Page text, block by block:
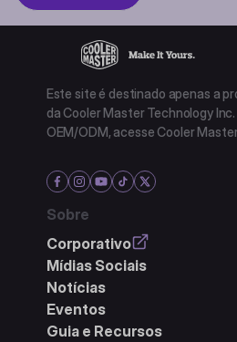
Este site é destinado apenas a
da Cooler Master Technology
OEM/ODM, acesse Cooler
Sobre
Corporativo
Mídias Sociais
Notícias
Eventos
Guia e Recursos